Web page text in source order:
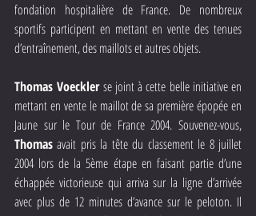
fondation hospitalière de France. De nombreux
sportifs participent en mettant en vente des tenues
d’entraînement, des maillots et autres objets.
Thomas Voeckler se joint à cette belle initiative en
mettant en vente le maillot de sa première épopée en
Thomas avait pris la tête du classement le 8 juillet
2004 lors de la 5ème étape en faisant partie d’une
échappée victorieuse qui arriva sur la ligne d’arrivée
avec plus de 12 minutes d’avance sur le peloton. Il